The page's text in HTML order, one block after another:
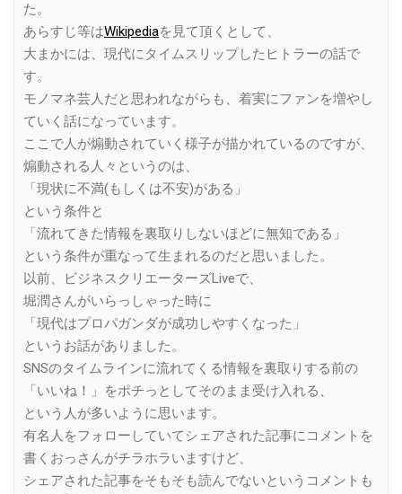
た。
あらすじ等はWikipediaを見て頂くとして、
大まかには、現代にタイムスリップしたヒトラーの話で
す。
モノマネ芸人だと思われながらも、着実にファンを増やし
ていく話になっています。
ここで人が煽動されていく様子が描かれているのですが、
煽動される人々というのは、
「現状に不満(もしくは不安)がある」
という条件と
「流れてきた情報を裏取りしないほどに無知である」
という条件が重なって生まれるのだと思いました。
以前、ビジネスクリエーターズLiveで、
堀潤さんがいらっしゃった時に
「現代はプロパガンダが成功しやすくなった」
というお話がありました。
SNSのタイムラインに流れてくる情報を裏取りする前の
「いいね！」をポチっとしてそのまま受け入れる、
という人が多いように思います。
有名人をフォローしていてシェアされた記事にコメントを
書くおっさんがチラホラいますけど、
シェアされた記事をそもそも読んでないというコメントも